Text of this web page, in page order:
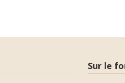
Sur le